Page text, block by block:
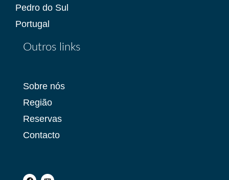
Pedro do Sul
Portugal
Outros links
Sobre nós
Região
Reservas
Contacto